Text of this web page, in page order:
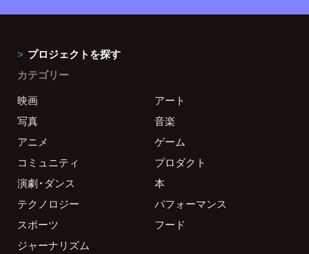
プロジェクトを探す
カテゴリー
映画
アート
写真
音楽
アニメ
ゲーム
コミュニティ
プロダクト
演劇・ダンス
本
テクノロジー
パフォーマンス
スポーツ
フード
ジャーナリズム